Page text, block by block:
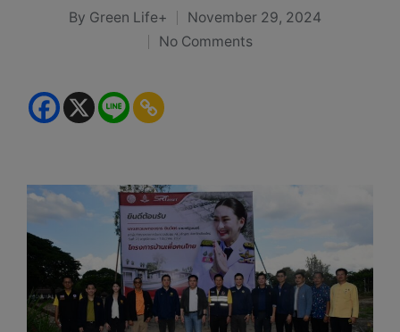
Posted
By Green Life+
November 29, 2024
No Comments